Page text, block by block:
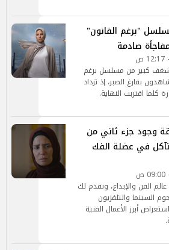
28 من مسلسل "برغم القانون"
صادمة
الجمهور للحلقة 28 بشغف كبير من مسلسل برغم
بفارغ الصبر، إذ تزداد
كلما اقتربت النهاية.
وجود جزء ثاني من
في عضلة الفك
الفن والإبداع، وتقدم لك
السينما والتلفزيون
أبرز الأعمال الفنية